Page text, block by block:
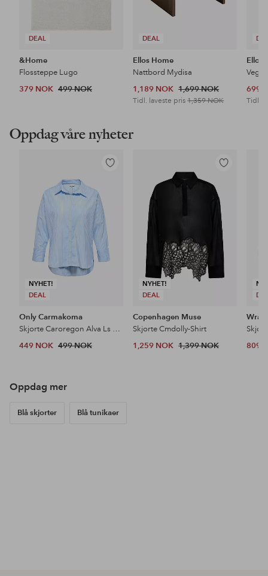
DEAL
&Home
Flossteppe Lugo
379 NOK 499 NOK
DEAL
Ellos Home
Nattbord Mydisa
1,189 NOK 1,699 NOK
Tidl. laveste pris1,359 NOK
Ellos
699
Tidl.
Oppdag våre nyheter
NYHET!
DEAL
Legg
Only Carmakoma
Skjorte Caroregon Alva Ls Back Btn Shirt Wv
449 NOK 499 NOK
NYHET!
DEAL
Legg
favoritter
Copenhagen Muse
Skjorte Cmdolly-Shirt
1,259 NOK 1,399 NOK 809
Oppdag mer
Blå skjorter Blå tunikaer